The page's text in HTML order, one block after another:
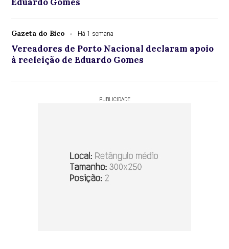
Gazeta do Bico Há 1 semana
Vereadores de Porto Nacional declaram apoio
à reeleição de Eduardo Gomes
PUBLICIDADE